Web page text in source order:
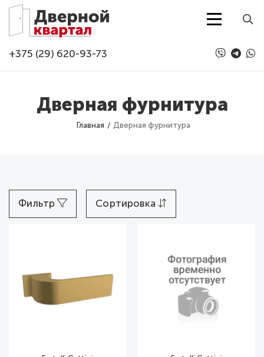
Перейти к основному содержанию
+375 (29) 620-93-73
Дверная фурнитура
Главная Дверная фурнитура
Фильтр Сортировка